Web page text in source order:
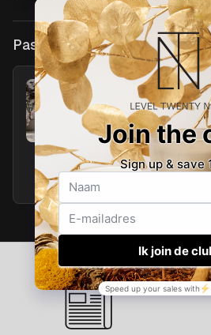
Past goed bij
Voor ultieme
parfumolie in
Tower.
Toevoegen